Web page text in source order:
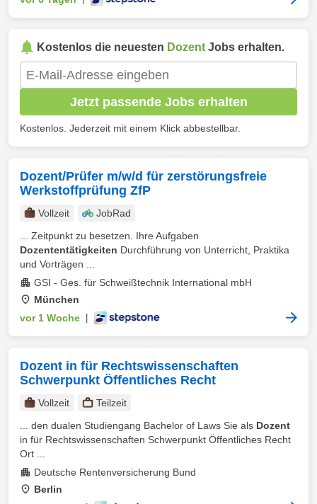
Kostenlos die neuesten Dozent Jobs erhalten.
Jetzt passende Jobs erhalten
Kostenlos. Jederzeit mit einem Klick abbestellbar.
Dozent/Prüfer m/w/d für zerstörungsfreie
Werkstoffprüfung ZfP
Vollzeit
JobRad
... Zeitpunkt zu besetzen. Ihre Aufgaben
Dozententätigkeiten Durchführung von Unterricht, Praktika
und Vorträgen ...
GSI - Ges. für Schweißtechnik International mbH
München
vor 1 Woche
Dozent in für Rechtswissenschaften
Schwerpunkt Öffentliches Recht
Vollzeit
Teilzeit
... den dualen Studiengang Bachelor of Laws Sie als Dozent
in für Rechtswissenschaften Schwerpunkt Öffentliches Recht
Ort ...
Deutsche Rentenversicherung Bund
Berlin